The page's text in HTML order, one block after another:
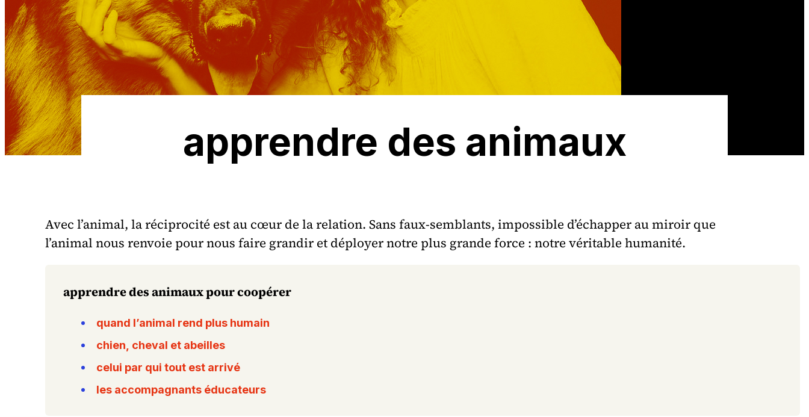
apprendre des animaux
Avec l’animal, la réciprocité est au cœur de la relation. Sans faux-semblants, impossible d’échapper au miroir que
l’animal nous renvoie pour nous faire grandir et déployer notre plus grande force : notre véritable humanité.
apprendre des animaux pour coopérer
quand l’animal rend plus humain
chien, cheval et abeilles
celui par qui tout est arrivé
les accompagnants éducateurs